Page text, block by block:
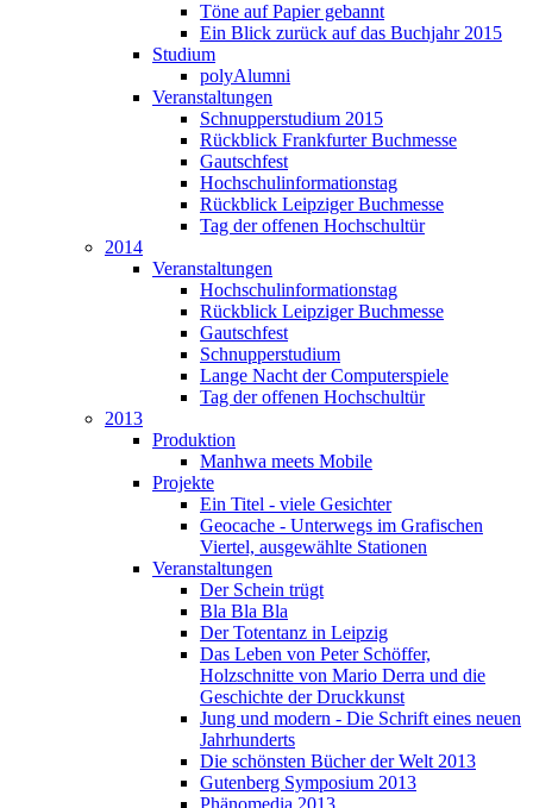
Töne auf Papier gebannt
Ein Blick zurück auf das Buchjahr 2015
Studium
polyAlumni
Veranstaltungen
Schnupperstudium 2015
Rückblick Frankfurter Buchmesse
Gautschfest
Hochschulinformationstag
Rückblick Leipziger Buchmesse
Tag der offenen Hochschultür
2014
Veranstaltungen
Hochschulinformationstag
Rückblick Leipziger Buchmesse
Gautschfest
Schnupperstudium
Lange Nacht der Computerspiele
Tag der offenen Hochschultür
2013
Produktion
Manhwa meets Mobile
Projekte
Ein Titel - viele Gesichter
Geocache - Unterwegs im Grafischen
Viertel, ausgewählte Stationen
Veranstaltungen
Der Schein trügt
Bla Bla Bla
Der Totentanz in Leipzig
Das Leben von Peter Schöffer,
Holzschnitte von Mario Derra und die
Geschichte der Druckkunst
Jung und modern - Die Schrift eines neuen
Jahrhunderts
Die schönsten Bücher der Welt 2013
Gutenberg Symposium 2013